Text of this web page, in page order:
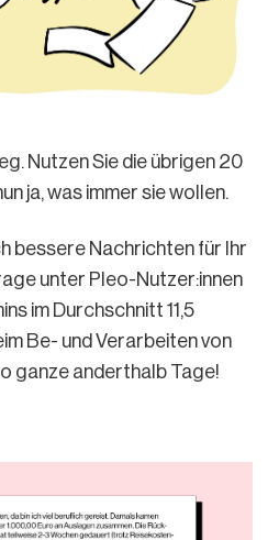
Nutzen Sie die übrigen 20
ja, was immer sie wollen.
bessere Nachrichten für Ihr
unter Pleo-Nutzer:innen
im Durchschnitt 11,5
Be- und Verarbeiten von
ganze anderthalb Tage!